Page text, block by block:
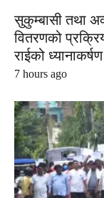
सुकुम्बासी तथा
वितरणको
राईको ध्यानाकर्षण
7 hours ago